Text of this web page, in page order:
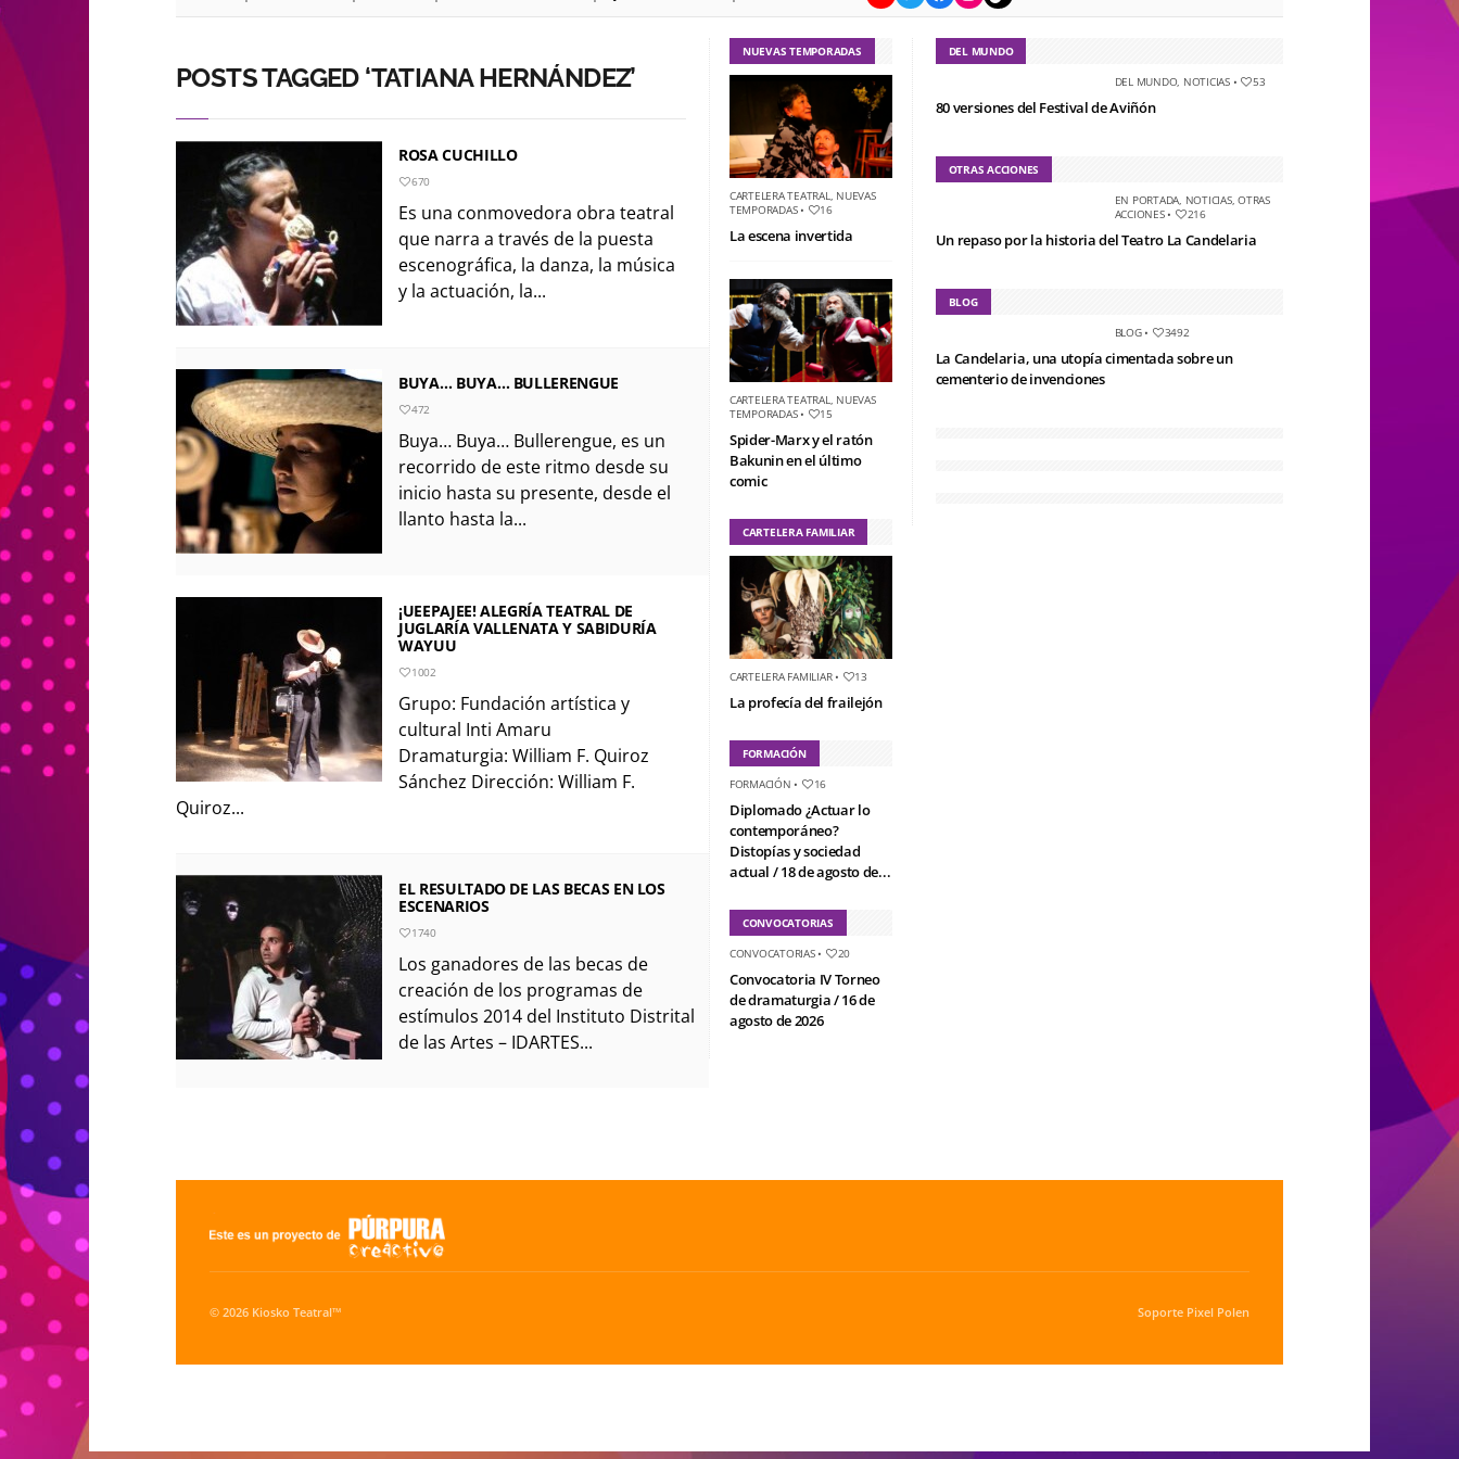
POSTS TAGGED ‘TATIANA HERNÁNDEZ’
ROSA CUCHILLO
670
Es una conmovedora obra teatral
que narra a través de la puesta
escenográfica, la danza, la música
y la actuación, la...
BUYA… BUYA… BULLERENGUE
472
Buya… Buya… Bullerengue, es un
recorrido de este ritmo desde su
inicio hasta su presente, desde el
llanto hasta la...
¡UEEPAJEE! ALEGRÍA TEATRAL DE
JUGLARÍA VALLENATA Y SABIDURÍA
WAYUU
1002
Grupo: Fundación artística y
cultural Inti Amaru
Dramaturgia: William F. Quiroz
Sánchez Dirección: William F.
Quiroz...
EL RESULTADO DE LAS BECAS EN LOS
ESCENARIOS
1740
Los ganadores de las becas de
creación de los programas de
estímulos 2014 del Instituto Distrital
de las Artes – IDARTES...
NUEVAS TEMPORADAS
CARTELERA TEATRAL, NUEVAS
TEMPORADAS• 16
La escena invertida
CARTELERA TEATRAL, NUEVAS
TEMPORADAS• 15
Spider-Marx y el ratón
Bakunin en el último
comic
CARTELERA FAMILIAR
CARTELERA FAMILIAR• 13
La profecía del frailejón
FORMACIÓN
FORMACIÓN • 16
Diplomado ¿Actuar lo
contemporáneo?
Distopías y sociedad
actual / 18 de agosto de...
CONVOCATORIAS
CONVOCATORIAS• 20
Convocatoria IV Torneo
de dramaturgia / 16 de
agosto de 2026
DEL MUNDO
DEL MUNDO, NOTICIAS• 53
80 versiones del Festival de Aviñón
OTRAS ACCIONES
EN PORTADA, NOTICIAS,OTRAS
ACCIONES• 216
Un repaso por la historia del Teatro La Candelaria
BLOG
BLOG• 3492
La Candelaria, una utopía cimentada sobre un
cementerio de invenciones
© 2026 Kiosko Teatral™ Soporte Pixel Polen